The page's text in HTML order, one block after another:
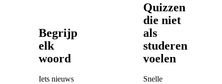
Begrijp
elk
woord
Iets nieuws
Quizzen
die niet
als
studeren
voelen
Snelle